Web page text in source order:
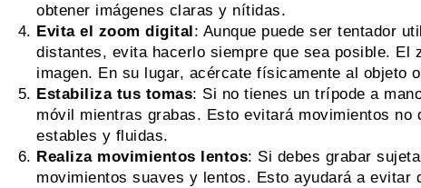
obtener imágenes claras y nítidas.
Evita el zoom digital: Aunque puede ser tentador
distantes, evita hacerlo siempre que sea posible.
imagen. En su lugar, acércate físicamente al objeto
Estabiliza tus tomas: Si no tienes un trípode a
móvil mientras grabas. Esto evitará movimientos
estables y fluidas.
Realiza movimientos lentos: Si debes grabar
movimientos suaves y lentos. Esto ayudará a